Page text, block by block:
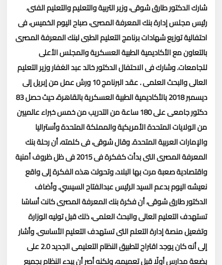
شارك الدكتور طارق شوقى، وزير التربية والتعليم والتعليم الفنى،
رئيس مجلس إدارة بنك المعرفة المصرى، صباح اليوم الخميس، فى
احتفالية توزيع شهادات برنامج التعليم الطبى لبنك المعرفة المصرى
بالتعاون مع الأكاديمية الطبية العسكرية والمجلس الأعلى
للجامعات.وشارك فى الاحتفال الدكتور خالد عبد الغفار وزير التعليم
العالى والبحث العلمى .
عقد البرنامج 10 ورش عمل من إبريل إلى
ديسمبر 2018 بالأكاديمية الطبية العسكرية بالقاهرة، حيث حصل 83
دكتور جامعى على 180 ساعة من التدريب من خمس خبراء عالميين
من الولايات المتحدة الأمريكية والمملكة المتحدة وأستراليا
والإمارات العربية المتحدة.وقال شوقى، فى كلمته، أن رحلة بنك
المعرفة المصرى التى بدأت كفكرة فى 2015 فى ظل ظروف أمنية
واقتصادية صعبة مرت بها البلاد، وتحولت هذه الفكرة إلى واقع
نعيشه اليوم بدعم السيد الرئيس عبدالفتاح السيسي.وأضاف
الدكتور طارق شوقى، أن فكرة بنك المعرفة المصرى كانت أساسًا
تستهدف التعليم العالى والبحث العلمى، ذلك قبل توليه الوزارة
وتفعيل منصة إدارة التعلم التى تستهدف التعليم الأساسى.وأشار
إلى أنه كان يوجد اقتراح لتطبيق النظام التعليمى الجديد 2.0 على
بضعة مدارس أولًا قبل تعميمه، ولكنه أصر أن يبدء النظام بجميع